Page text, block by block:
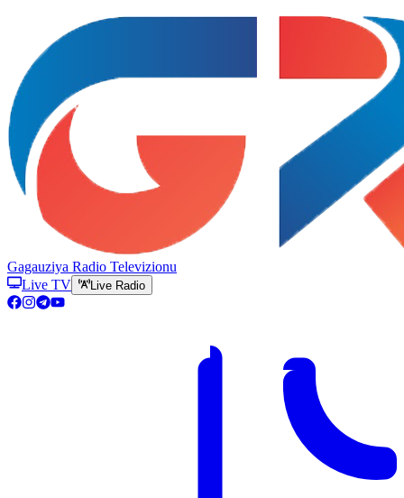
Gagauziya Radio Televizionu
Live TV
Live Radio